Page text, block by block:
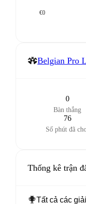
€0
Belgian Pro
0
Bàn thắng
76
Số phút đã
Thống kê trận